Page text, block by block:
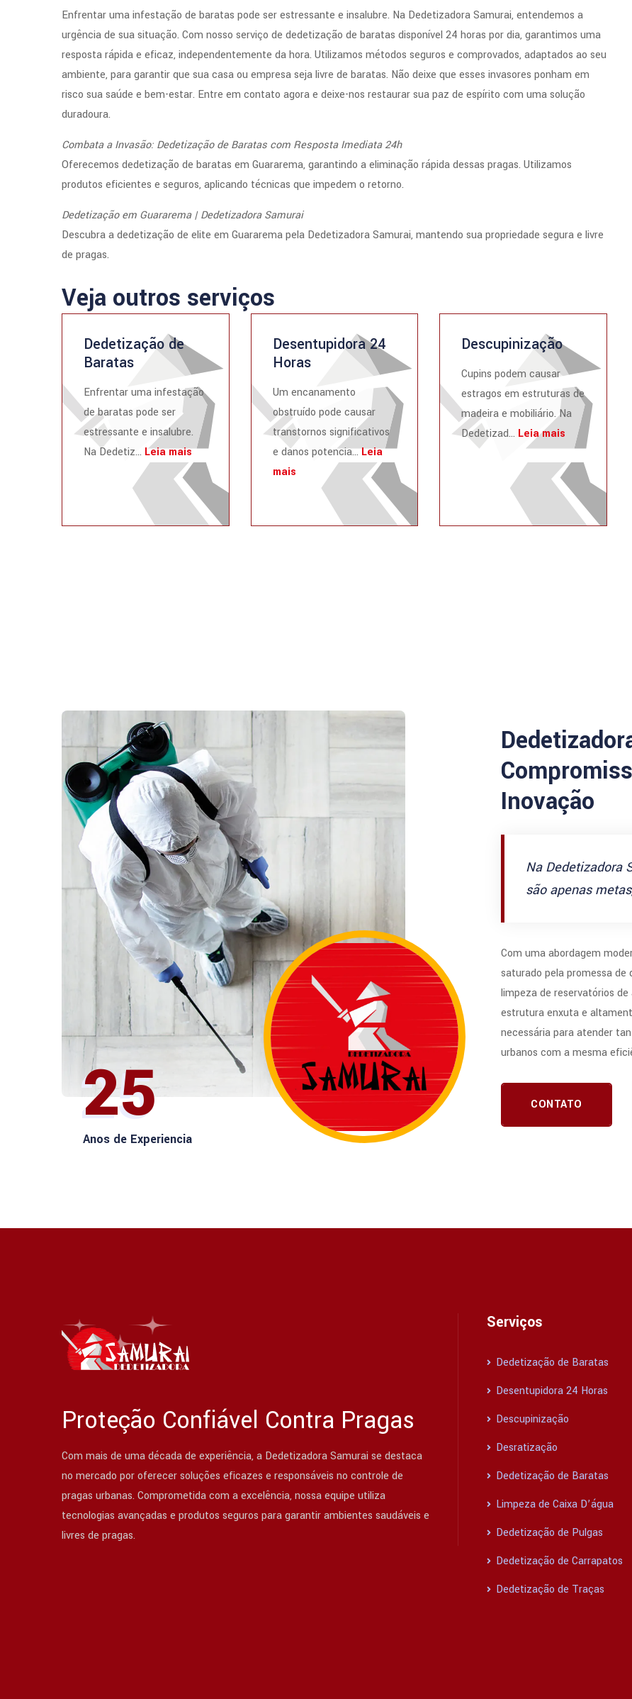
Enfrentar uma infestação de baratas pode ser estressante e insalubre. Na Dedetizadora Samurai, entendemos a
urgência de sua situação. Com nosso serviço de dedetização de baratas disponível 24 horas por dia, garantimos uma
resposta rápida e eficaz, independentemente da hora. Utilizamos métodos seguros e comprovados, adaptados ao seu
ambiente, para garantir que sua casa ou empresa seja livre de baratas. Não deixe que esses invasores ponham em
risco sua saúde e bem-estar. Entre em contato agora e deixe-nos restaurar sua paz de espírito com uma solução
duradoura.
Combata a Invasão: Dedetização de Baratas com Resposta Imediata 24h
Oferecemos dedetização de baratas em Guararema, garantindo a eliminação rápida dessas pragas. Utilizamos
produtos eficientes e seguros, aplicando técnicas que impedem o retorno.
Dedetização em Guararema | Dedetizadora Samurai
Descubra a dedetização de elite em Guararema pela Dedetizadora Samurai, mantendo sua propriedade segura e livre
de pragas.
Veja outros serviços
Dedetização de
Baratas
Enfrentar uma infestação
de baratas pode ser
estressante e insalubre.
Na Dedetiz... Leia mais
Desentupidora 24
Horas
Um encanamento
obstruído pode causar
transtornos significativos
e danos potencia...Leia
mais
Descupinização
Cupins podem causar
estragos em estruturas de
madeira e mobiliário. Na
Dedetizad... Leia mais
25
Anos de Experiencia
Inovação
Na Dedetizadora
são apenas
Com uma abordagem
saturado pela promessa de
limpeza de reservatórios
estrutura enxuta e
necessária para atender
urbanos com a mesma
CONTATO
Proteção Confiável Contra Pragas
Com mais de uma década de experiência, a Dedetizadora Samurai se destaca
no mercado por oferecer soluções eficazes e responsáveis no controle de
pragas urbanas. Comprometida com a excelência, nossa equipe utiliza
tecnologias avançadas e produtos seguros para garantir ambientes saudáveis e
livres de pragas.
Serviços
Dedetização de Baratas
Desentupidora 24 Horas
Descupinização
Desratização
Dedetização de Baratas
Limpeza de Caixa D’água
Dedetização de Pulgas
Dedetização de Carrapatos
Dedetização de Traças